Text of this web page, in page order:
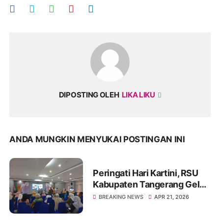
DIPOSTING OLEH LIKA LIKU
ANDA MUNGKIN MENYUKAI POSTINGAN INI
Peringati Hari Kartini, RSU
Kabupaten Tangerang Gelar
Imunisasi dan Edukasi
BREAKING NEWS APR 21, 2026